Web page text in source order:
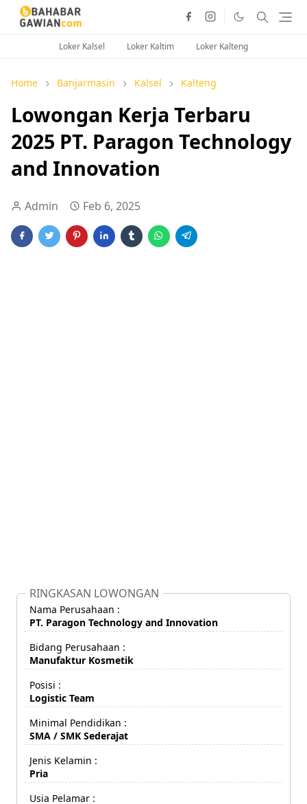
Loker Kalsel Loker Kaltim Loker Kalteng
Home Banjarmasin Kalsel Kalteng
Lowongan Kerja Terbaru
2025 PT. Paragon Technology
and Innovation
Admin Feb 6, 2025
RINGKASAN LOWONGAN
Nama Perusahaan :
PT. Paragon Technology and Innovation
Bidang Perusahaan :
Manufaktur Kosmetik
Posisi :
Logistic Team
Minimal Pendidikan :
SMA / SMK Sederajat
Jenis Kelamin :
Pria
Usia Pelamar :